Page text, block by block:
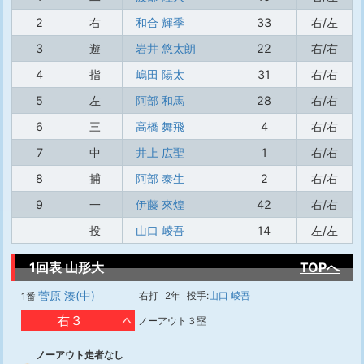
2
右 和合 輝季 33
右/左
3
遊 岩井 悠太朗 22
右/右
4
指 嶋田 陽太 31
右/右
5
左 阿部 和馬 28
右/右
6
三 高橋 舞飛 4
右/右
7
中 井上 広聖 1
右/右
8
捕 阿部 泰生 2
右/右
9
一 伊藤 來煌 42
右/右
投
山口 崚吾 14 左/左
1回表 山形大 TOPへ
1番 菅原 湊(中) 右打 2年 投手:山口 崚吾
右３ ノーアウト３塁
ノーアウト走者なし